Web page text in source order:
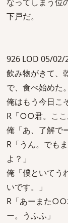
下戸だ。
926 LOD 05/02/
飲み物がきて、
で、食べ始めた。
俺はもう今日こ
R「○○君。ここ
俺「あ、了解で
R「うん。でも
よ？」
俺「僕といてう
いです。」
R「あーまた○○
ー。うふふ」